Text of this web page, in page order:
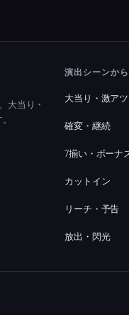
大当り・
演出シーンか
大当り・激アツ
確変・継続
7揃い・ボーナ
カットイン
リーチ・予告
放出・閃光